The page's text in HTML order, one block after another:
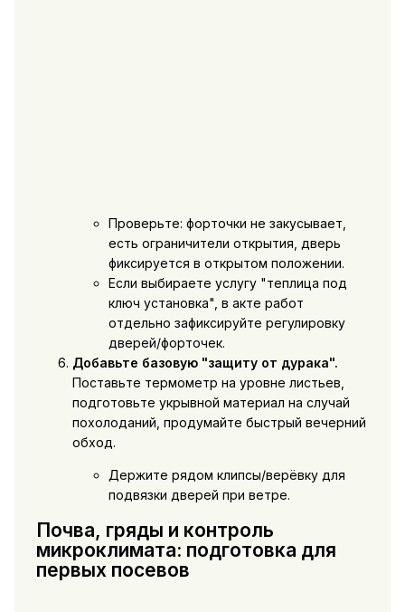
Проверьте: форточки не закусывает,
есть ограничители открытия, дверь
фиксируется в открытом положении.
Если выбираете услугу "теплица под
ключ установка", в акте работ
отдельно зафиксируйте регулировку
дверей/форточек.
Добавьте базовую "защиту от дурака".
Поставьте термометр на уровне листьев,
подготовьте укрывной материал на случай
похолоданий, продумайте быстрый вечерний
обход.
Держите рядом клипсы/верёвку для
подвязки дверей при ветре.
Почва, гряды и контроль
микроклимата: подготовка для
первых посевов